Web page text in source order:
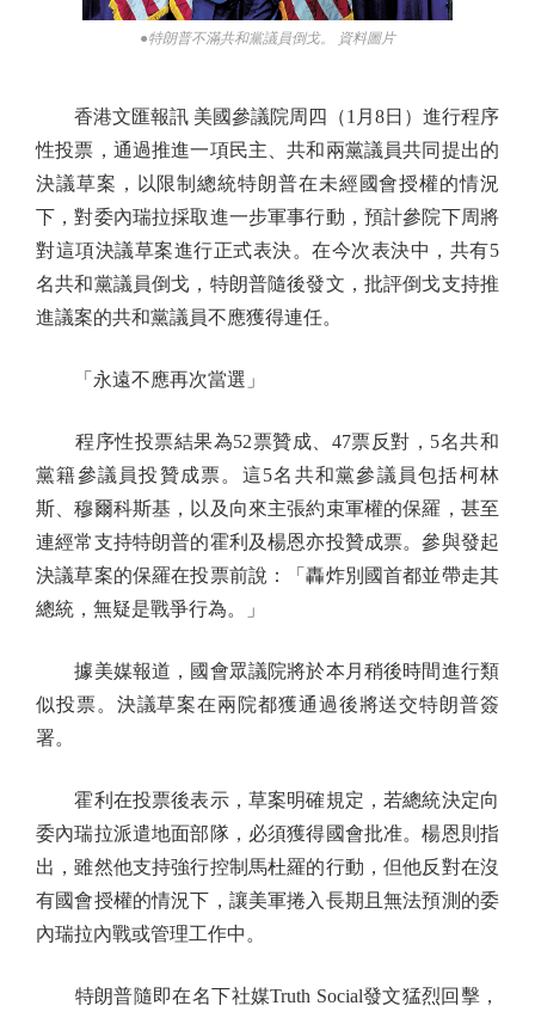
●特朗普不滿共和黨議員倒戈。 資料圖片
香港文匯報訊 美國參議院周四（1月8日）進行程序
性投票，通過推進一項民主、共和兩黨議員共同提出的
決議草案，以限制總統特朗普在未經國會授權的情況
下，對委內瑞拉採取進一步軍事行動，預計參院下周將
對這項決議草案進行正式表決。在今次表決中，共有5
名共和黨議員倒戈，特朗普隨後發文，批評倒戈支持推
進議案的共和黨議員不應獲得連任。
「永遠不應再次當選」
程序性投票結果為52票贊成、47票反對，5名共和
黨籍參議員投贊成票。這5名共和黨參議員包括柯林
斯、穆爾科斯基，以及向來主張約束軍權的保羅，甚至
連經常支持特朗普的霍利及楊恩亦投贊成票。參與發起
決議草案的保羅在投票前說：「轟炸別國首都並帶走其
總統，無疑是戰爭行為。」
據美媒報道，國會眾議院將於本月稍後時間進行類
似投票。決議草案在兩院都獲通過後將送交特朗普簽
署。
霍利在投票後表示，草案明確規定，若總統決定向
委內瑞拉派遣地面部隊，必須獲得國會批准。楊恩則指
出，雖然他支持強行控制馬杜羅的行動，但他反對在沒
有國會授權的情況下，讓美軍捲入長期且無法預測的委
內瑞拉內戰或管理工作中。
特朗普隨即在名下社媒Truth Social發文猛烈回擊，